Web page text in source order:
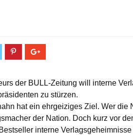
der BULL-Zeitung will interne
zu stürzen.
hat ein ehrgeiziges Ziel. Wer die
der Nation. Doch kurz vor
interne